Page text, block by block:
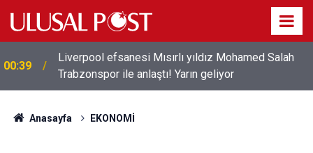
00:39
Liverpool efsanesi Mısırlı yıldız Mohamed Salah
Trabzonspor ile anlaştı! Yarın geliyor
Anasayfa EKONOMİ